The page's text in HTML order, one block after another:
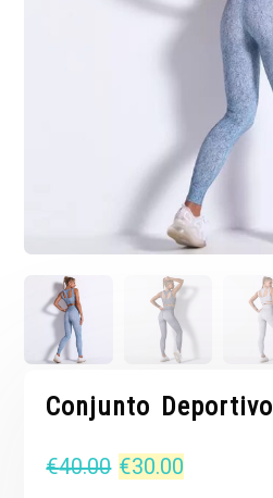
Conjunto Deportivo
€40.00 El
€30.00